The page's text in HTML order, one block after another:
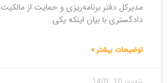
مدیرکل دفتر برنامه‌ریزی و حمایت از
دادگستری با بیان اینکه یکی
توضیحات بیشتر »